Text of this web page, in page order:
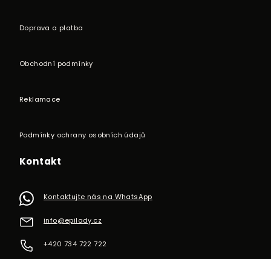
Doprava a platba
Obchodní podmínky
Reklamace
Podmínky ochrany osobních údajů
Kontakt
Kontaktujte nás na WhatsApp
info@epilady.cz
+420 734 722 722